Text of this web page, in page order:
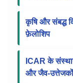
सेमिनारों/
क्षेत्र।
अंडरग्रेजुएट
काउंसलिंग